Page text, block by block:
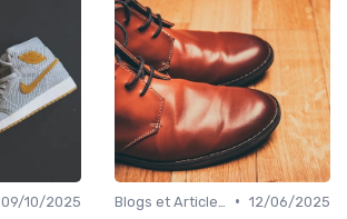
09/10/2025
• 12/06/2025